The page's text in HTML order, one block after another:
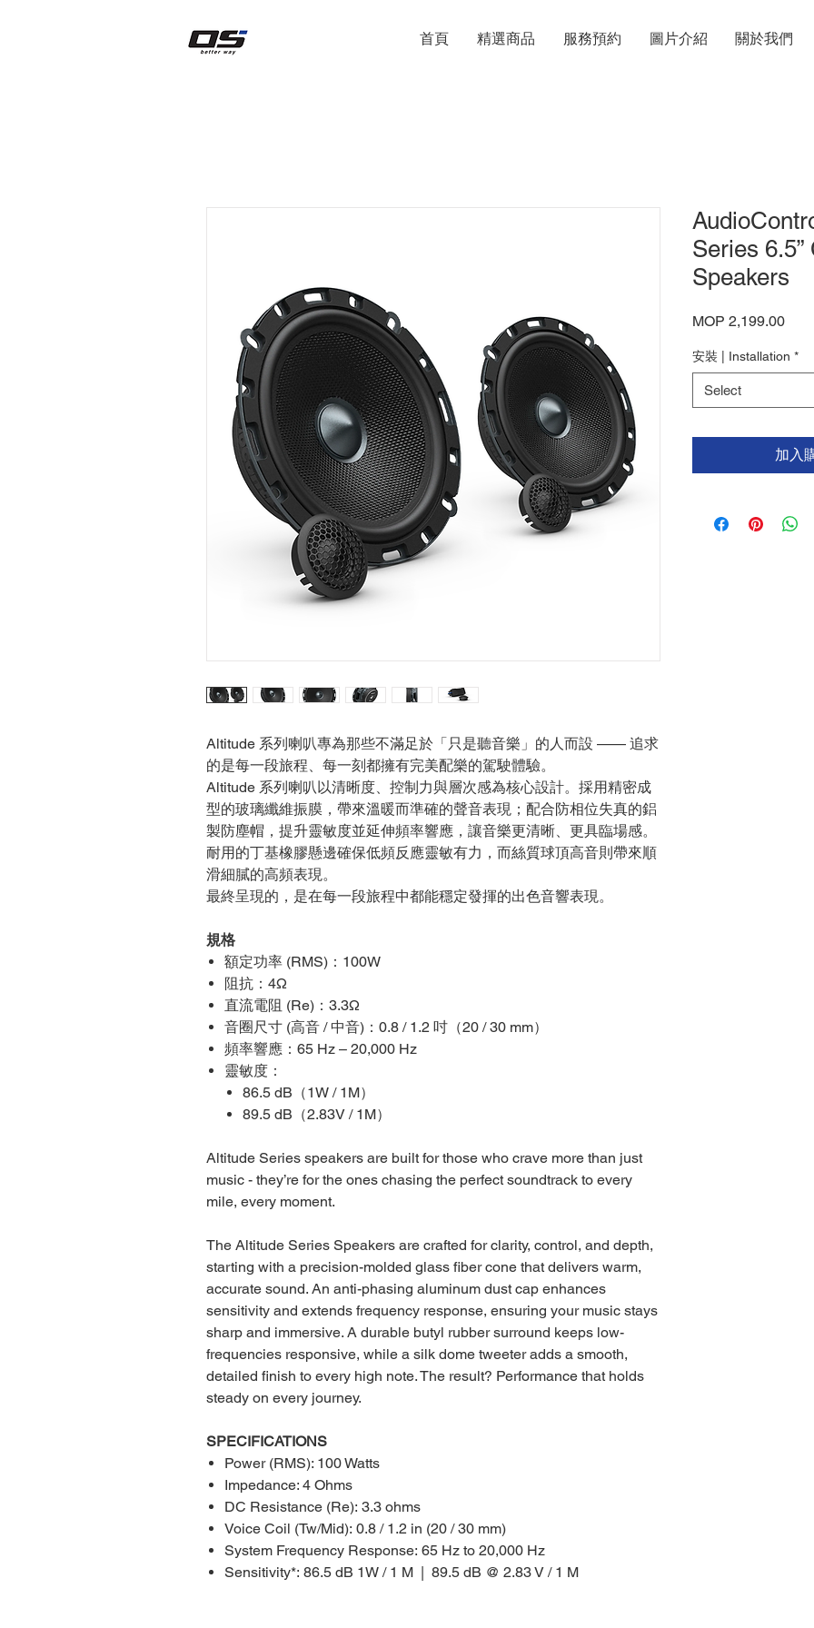
首頁 精選商品 服務預約 圖片介紹 關於我們
Altitude 系列喇叭專為那些不滿足於「只是聽音樂」的人而設 —— 追求
的是每一段旅程、每一刻都擁有完美配樂的駕駛體驗。
Altitude 系列喇叭以清晰度、控制力與層次感為核心設計。採用精密成
型的玻璃纖維振膜，帶來溫暖而準確的聲音表現；配合防相位失真的鋁
製防塵帽，提升靈敏度並延伸頻率響應，讓音樂更清晰、更具臨場感。
耐用的丁基橡膠懸邊確保低頻反應靈敏有力，而絲質球頂高音則帶來順
滑細膩的高頻表現。
最終呈現的，是在每一段旅程中都能穩定發揮的出色音響表現。
規格
額定功率 (RMS)：100W
阻抗：4Ω
直流電阻 (Re)：3.3Ω
音圈尺寸 (高音 / 中音)：0.8 / 1.2 吋（20 / 30 mm）
頻率響應：65 Hz – 20,000 Hz
靈敏度：
86.5 dB（1W / 1M）
89.5 dB（2.83V / 1M）
Altitude Series speakers are built for those who crave more than just
music - they’re for the ones chasing the perfect soundtrack to every
mile, every moment.
The Altitude Series Speakers are crafted for clarity, control, and depth,
starting with a precision-molded glass fiber cone that delivers warm,
accurate sound. An anti-phasing aluminum dust cap enhances
sensitivity and extends frequency response, ensuring your music stays
sharp and immersive. A durable butyl rubber surround keeps low-
frequencies responsive, while a silk dome tweeter adds a smooth,
detailed finish to every high note. The result? Performance that holds
steady on every journey.
SPECIFICATIONS
Power (RMS): 100 Watts
Impedance: 4 Ohms
DC Resistance (Re): 3.3 ohms
Voice Coil (Tw/Mid): 0.8 / 1.2 in (20 / 30 mm)
System Frequency Response: 65 Hz to 20,000 Hz
Sensitivity*: 86.5 dB 1W / 1 M | 89.5 dB @ 2.83 V / 1 M
Series
Speakers
MOP 2,199.00Price
安裝 | Installation *
Select
加入